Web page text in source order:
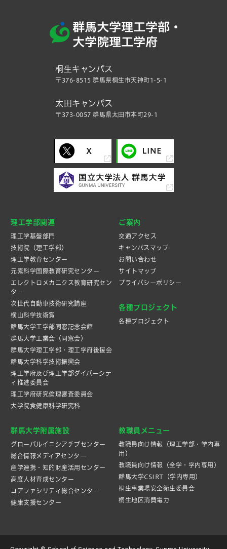
桐生キャンパス
〒376-8515 群馬県桐生市天神町1-5-1
太田キャンパス
〒373-0057 群馬県太田市本町29-1
理工学部関連
理工学基盤部門
技術院（理工学部）
理工学教育センター
元素科学国際教育研究センター
エレクトロメカニクス教育研究セン
ター
次世代自動車技術研究講座
横山科学技術賞
群馬大学工学部同窓記念会館
群馬大学工業会（同窓会）
群馬大学理工学部・理工学府後援会
群馬大学科学技術振興会
理工学府及び理工学部ダイバーシテ
ィ推進委員会
理工学府研究倫理審査委員会
大学院食健康科学研究科
ご案内
交通アクセス
キャンパスマップ
お問い合わせ
サイトマップ
プライバシーポリシー
各種プロジェクト
各種プロジェクト
群馬大学附属施設
グローバルイニシアチブセンター
総合情報メディアセンター
産学連携・知的財産活⽤センター
高度人材育成センター
コアファシリティ総合センター
健康支援センター
教職員メニュー
教職員向け情報（理工学部・学内専
用）
教職員向け情報（全学・学内専用）
群馬大学CSIRT（学内専用）
桐生事業場安全衛生委員会
桐生地区消費電力